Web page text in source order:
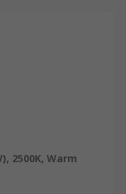
2500K, Warm